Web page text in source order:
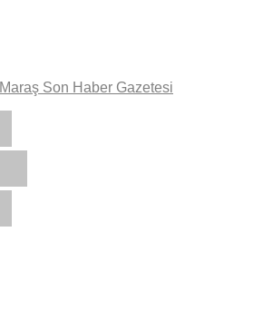
Maraş Son Haber Gazetesi